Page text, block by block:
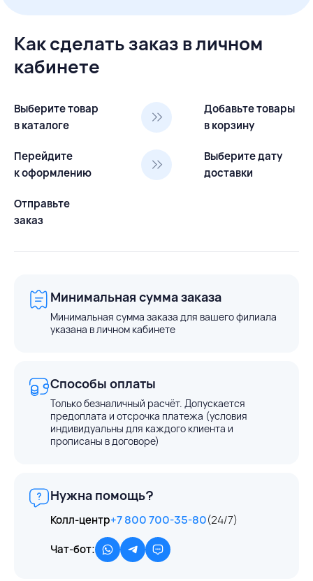
Как сделать заказ в личном
кабинете
Выберите товар
в каталоге
Добавьте товары
в корзину
Перейдите
к оформлению
Выберите дату
доставки
Отправьте
заказ
Минимальная сумма заказа
Минимальная сумма заказа для вашего филиала
указана в личном кабинете
Способы оплаты
Только безналичный расчёт. Допускается
предоплата и отсрочка платежа (условия
индивидуальны для каждого клиента и
прописаны в договоре)
Нужна помощь?
Колл-центр+7 800 700-35-80(24/7)
Чат-бот: